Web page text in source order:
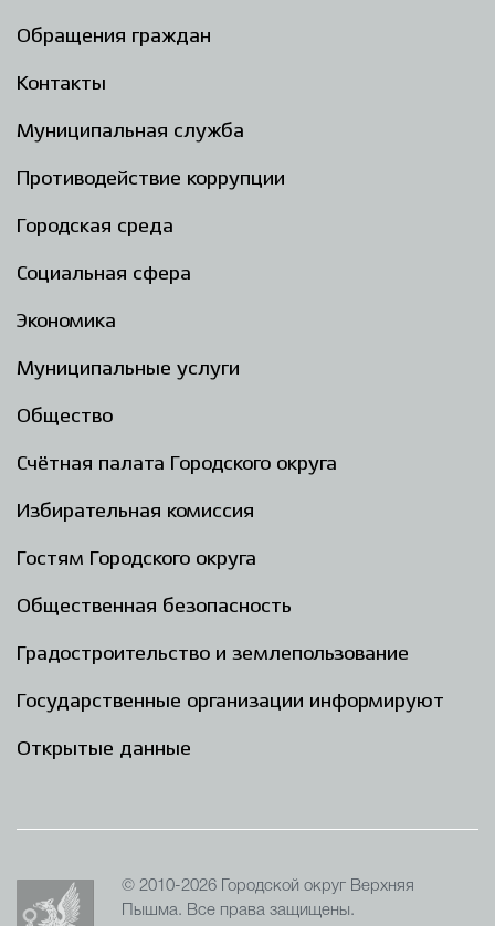
Обращения граждан
Контакты
Муниципальная служба
Противодействие коррупции
Городская среда
Социальная сфера
Экономика
Муниципальные услуги
Общество
Счётная палата Городского округа
Избирательная комиссия
Гостям Городского округа
Общественная безопасность
Градостроительство и землепользование
Государственные организации информируют
Открытые данные
© 2010-2026 Городской округ Верхняя
Пышма. Все права защищены.